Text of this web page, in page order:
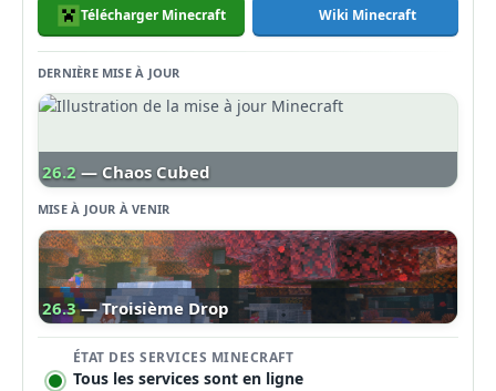
Télécharger Minecraft Wiki Minecraft
DERNIÈRE MISE À JOUR
26.2 — Chaos Cubed
MISE À JOUR À VENIR
26.3 — Troisième Drop
ÉTAT DES SERVICES MINECRAFT
Tous les services sont en ligne